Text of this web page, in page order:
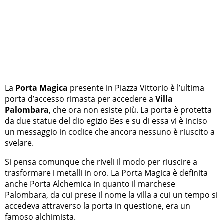
La Porta Magica presente in Piazza Vittorio è l’ultima
porta d’accesso rimasta per accedere a Villa
Palombara, che ora non esiste più. La porta è protetta
da due statue del dio egizio Bes e su di essa vi è inciso
un messaggio in codice che ancora nessuno è riuscito a
svelare.
Si pensa comunque che riveli il modo per riuscire a
trasformare i metalli in oro. La Porta Magica è definita
anche Porta Alchemica in quanto il marchese
Palombara, da cui prese il nome la villa a cui un tempo si
accedeva attraverso la porta in questione, era un
famoso alchimista.